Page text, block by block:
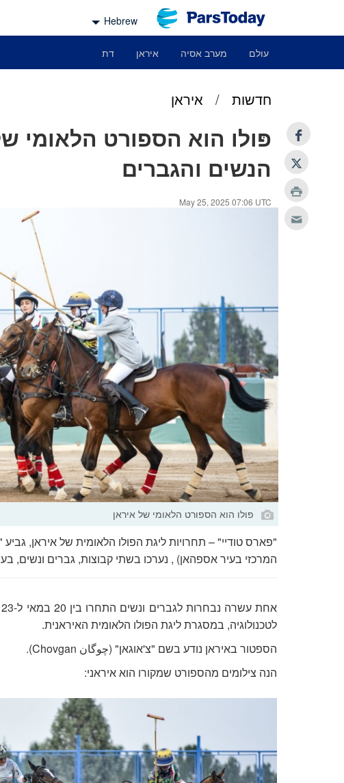
Hebrew
עולם מערב אסיה איראן דת
חדשות / איראן
פּולו הוא הספורט הלאומי
הנשים והגברים
May 25, 2025 07:06 UTC
פולו הוא הספורט הלאומי של איראן
"פארס טודיי" – תחרויות ליגת הפולו הלאומית של איראן,
המרכזי בעיר אספהאן) , נערכו בשתי קבוצות, גברים ונשים,
לטכנולוגיה, במסגרת ליגת הפולו הלאומית האיראנית.
הספטור באיראן נודע בשם "צ'אוגאן" (چوگان Chovgan
).
הנה צילומים מהספורט שמקורו הוא איראני: